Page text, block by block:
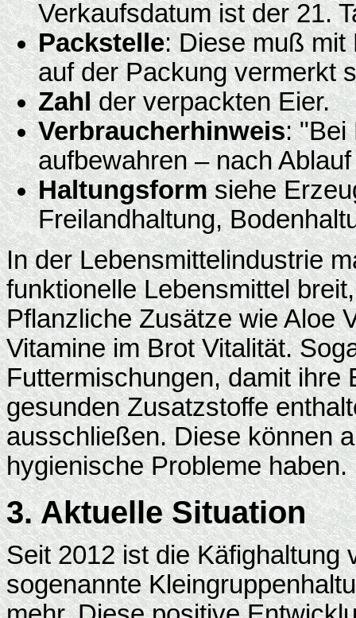
Verkaufsdatum ist der 21.
Packstelle: Diese muß mit
auf der Packung vermerkt
Zahlder verpackten Eier.
Verbraucherhinweis: "Bei
aufbewahren – nach
Haltungsformsiehe
Freilandhaltung,
In der Lebensmittelindustrie
funktionelle Lebensmittel
Pflanzliche Zusätze wie Aloe
Vitamine im Brot Vitalität.
Futtermischungen, damit ihre
gesunden Zusatzstoffe
ausschließen. Diese können
hygienische Probleme haben.
3. Aktuelle Situation
Seit 2012 ist die Käfighaltung
sogenannte